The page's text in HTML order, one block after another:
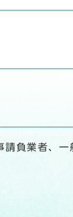
負業者、